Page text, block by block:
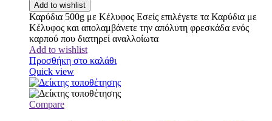
Add to wishlist
Καρύδια 500g με Κέλυφος Εσείς επιλέγετε τα Καρύδια με
Κέλυφος και απολαμβάνετε την απόλυτη φρεσκάδα ενός
καρπού που διατηρεί αναλλοίωτα
Add to wishlist
Προσθήκη στο καλάθι
Quick view
Compare